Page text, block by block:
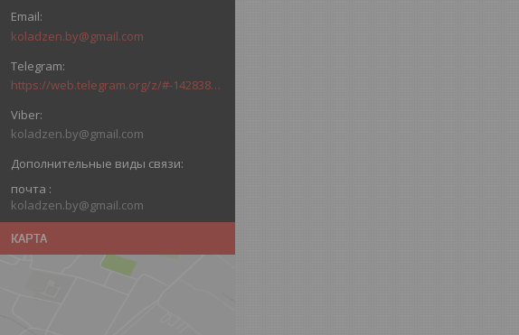
koladzen.by@gmail.com
https://web.telegram.org/z/#-1428385851
koladzen.by@gmail.com
почта
koladzen.by@gmail.com
КАРТА